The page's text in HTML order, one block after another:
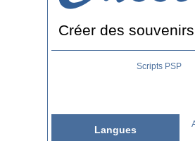
Créer des
Scripts PSP
Langues